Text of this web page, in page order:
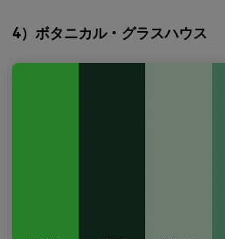
4）ボタニカル・グラスハウス